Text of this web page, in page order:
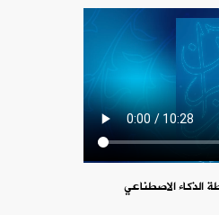
الذكاء الاصطناعي